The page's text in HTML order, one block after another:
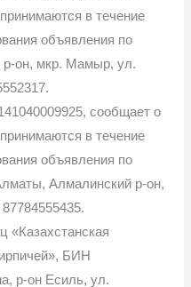
в течение
объявления по
р-он, мкр. Мамыр, ул.
сообщает о
в течение
объявления по
Алмалинский р-он,
«Казахстанская
БИН
р-он Есиль, ул.